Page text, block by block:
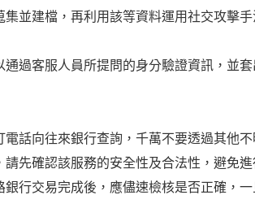
並建檔，再利用該等資料運用社交攻擊
過客服人員所提問的身分驗證資訊，並
話向往來銀行查詢，千萬不要透過其他
先確認該服務的安全性及合法性，避免
行交易完成後，應儘速檢核是否正確，